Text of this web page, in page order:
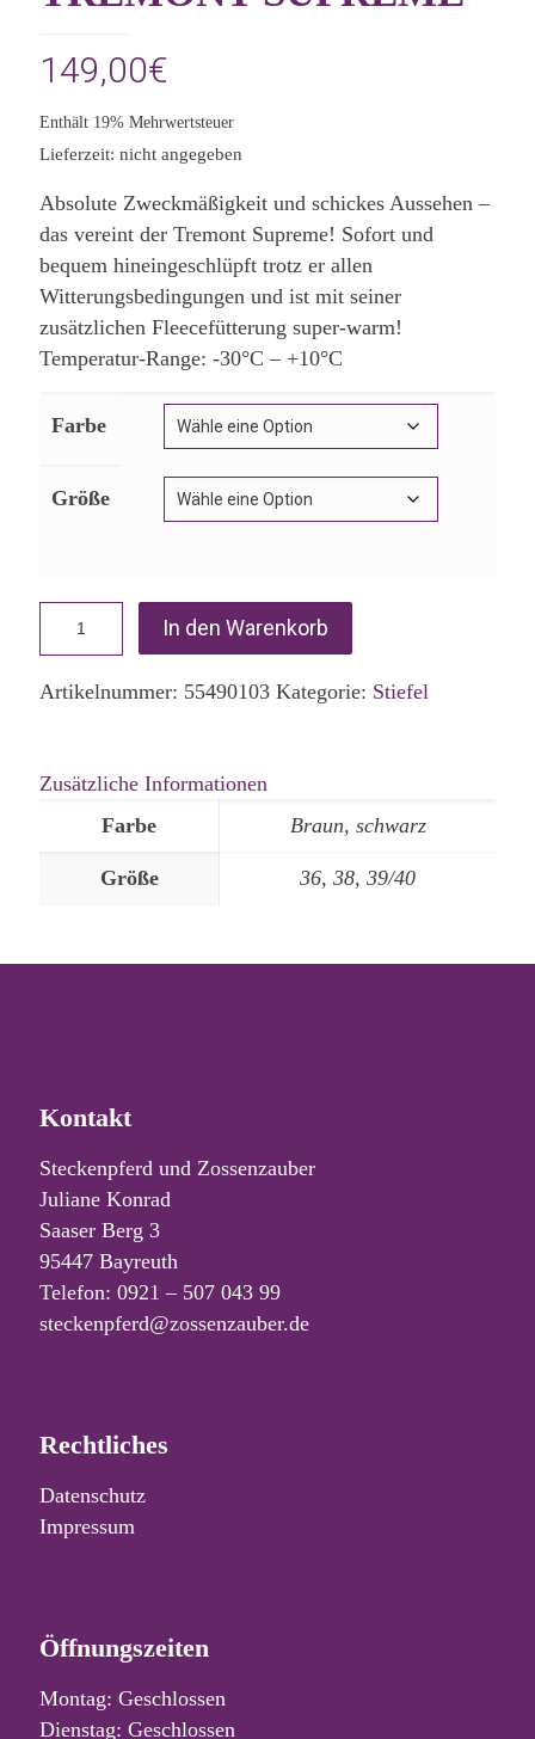
149,00€
Enthält 19% Mehrwertsteuer
Lieferzeit: nicht angegeben
Absolute Zweckmäßigkeit und schickes Aussehen –
das vereint der Tremont Supreme! Sofort und
bequem hineingeschlüpft trotz er allen
Witterungsbedingungen und ist mit seiner
zusätzlichen Fleecefütterung super-warm!
Temperatur-Range: -30°C – +10°C
Farbe
Größe
In den Warenkorb
Artikelnummer: 55490103 Kategorie: Stiefel
Zusätzliche Informationen
Farbe
Braun, schwarz
Größe 36, 38, 39/40
Kontakt
Steckenpferd und Zossenzauber
Juliane Konrad
Saaser Berg 3
95447 Bayreuth
Telefon: 0921 – 507 043 99
steckenpferd@zossenzauber.de
Rechtliches
Datenschutz
Impressum
Öffnungszeiten
Montag: Geschlossen
Dienstag: Geschlossen